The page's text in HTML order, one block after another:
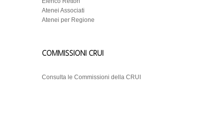
Atenei Associati
Atenei per Regione
COMMISSIONI CRUI
Consulta le Commissioni della CRUI